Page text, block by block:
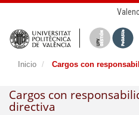
Inicio Cargos con
Cargos con
directiva